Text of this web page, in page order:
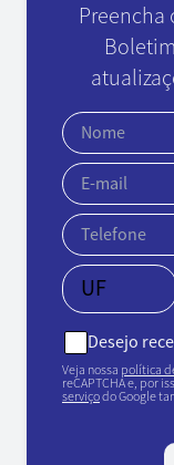
Preencha
Desejo
Veja nossa política
reCAPTCHA e, por
serviçodo Google